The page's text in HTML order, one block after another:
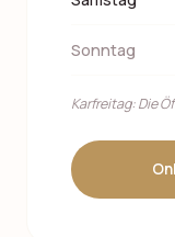
Sonntag
Karfreitag: Die